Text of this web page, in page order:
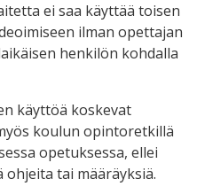
ei saa käyttää toisen
ilman opettajan
henkilön kohdalla
käyttöä koskevat
koulun opintoretkillä
opetuksessa, ellei
tai määräyksiä.